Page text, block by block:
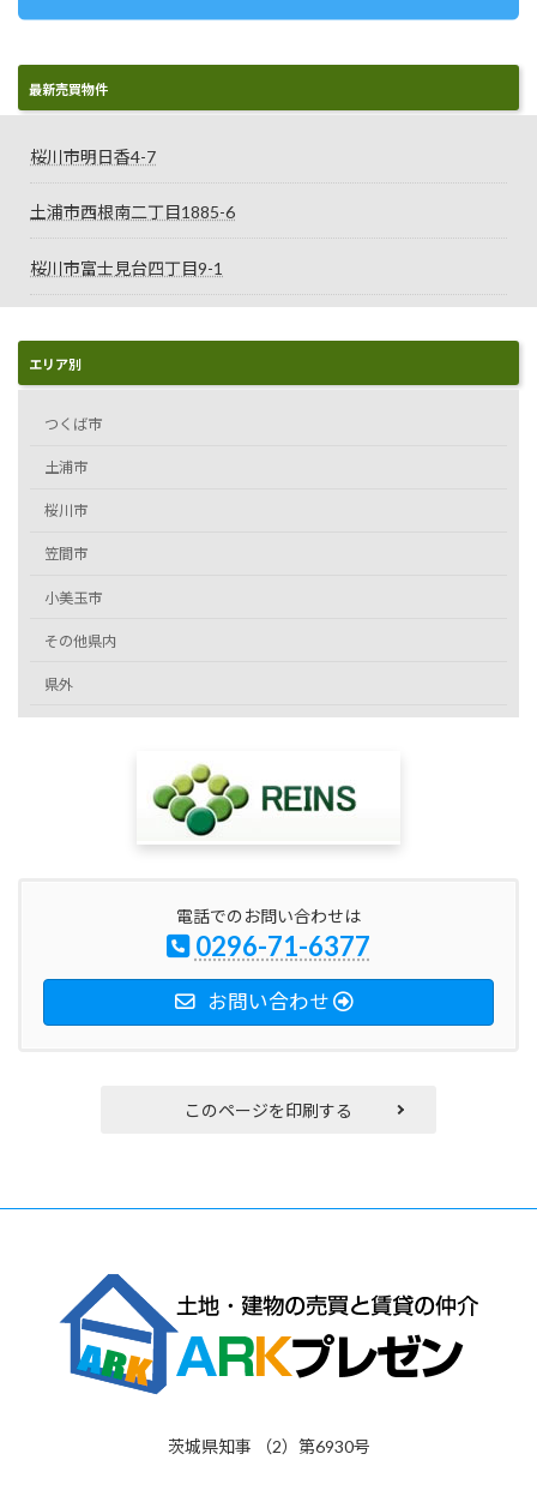
最新売買物件
桜川市明日香4-7
土浦市西根南二丁目1885-6
桜川市富士見台四丁目9-1
エリア別
つくば市
土浦市
桜川市
笠間市
小美玉市
その他県内
県外
電話でのお問い合わせは
0296-71-6377
お問い合わせ
このページを印刷する
茨城県知事 （2）第6930号